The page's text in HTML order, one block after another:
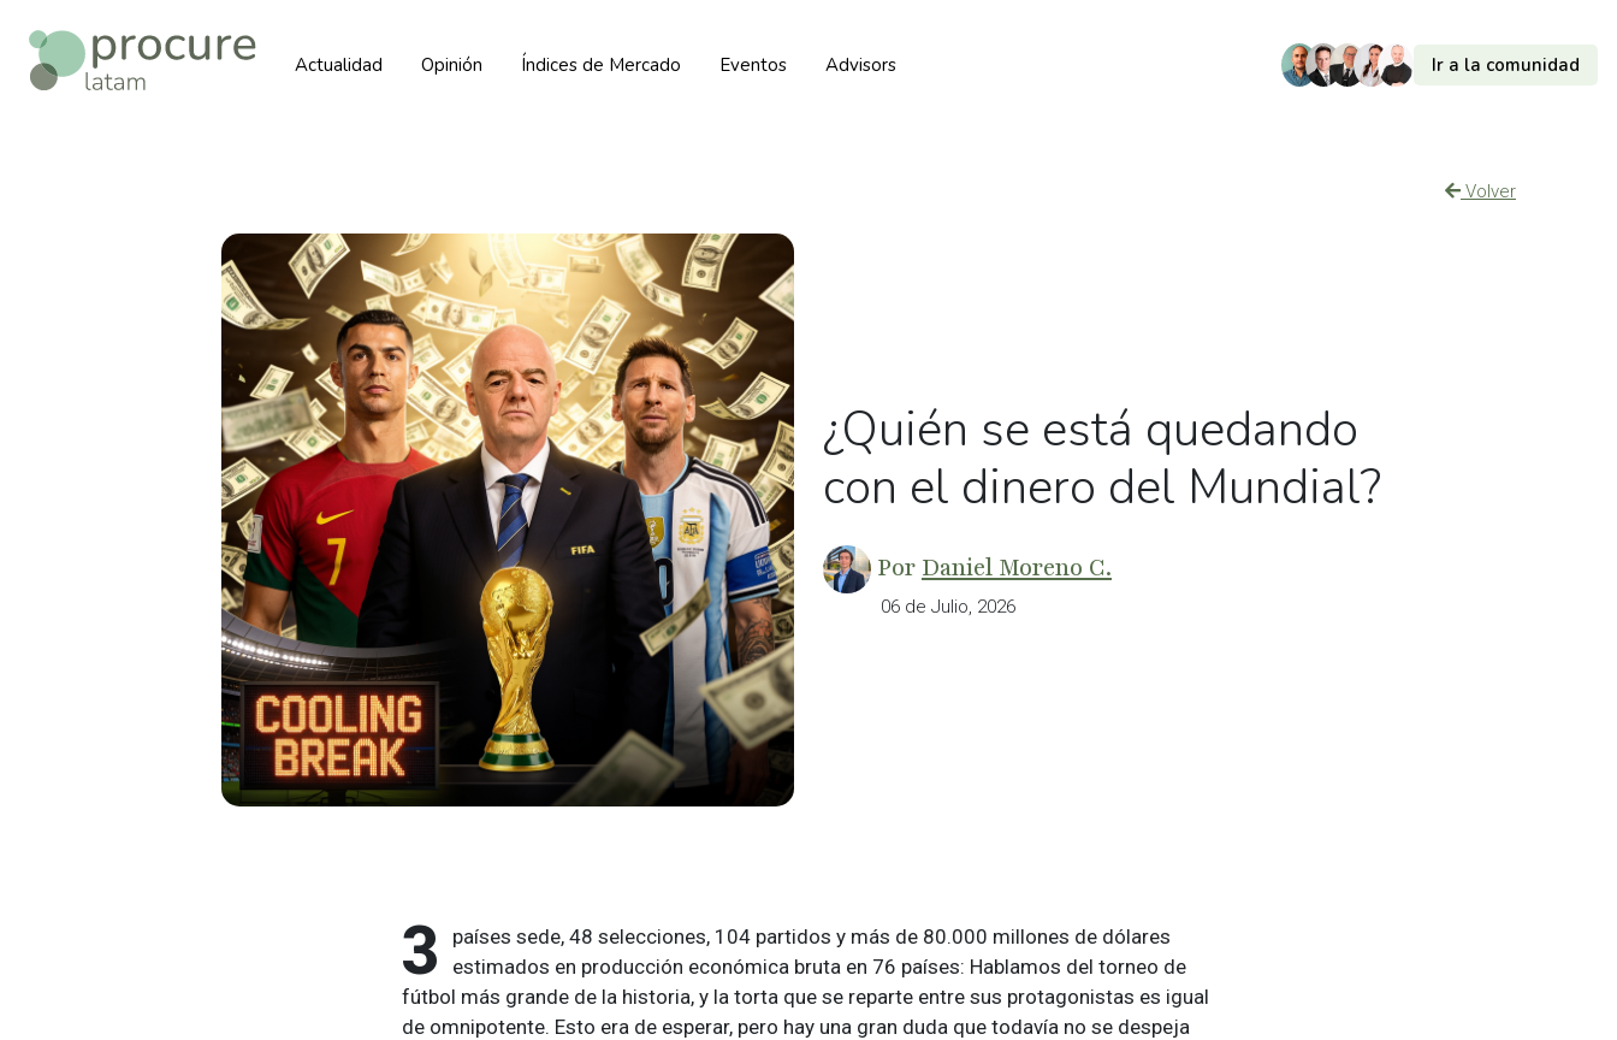
Actualidad Opinión Índices de Mercado Eventos Advisors Ir a la comunidad
Volver
¿Quién se está quedando
con el dinero del Mundial?
Por Daniel Moreno C.
06 de Julio, 2026
3
países sede, 48 selecciones, 104 partidos y más de 80.000 millones de dólares
estimados en producción económica bruta en 76 países: Hablamos del torneo de
fútbol más grande de la historia, y la torta que se reparte entre sus protagonistas es igual
de omnipotente. Esto era de esperar, pero hay una gran duda que todavía no se despeja